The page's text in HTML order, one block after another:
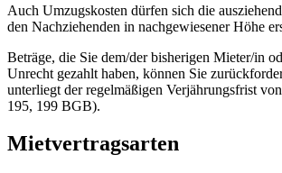
Auch Umzugskosten dürfen sich die
den Nachziehenden in nachgewiesener Höhe
Beträge, die Sie dem/der bisherigen Mieter/in
Unrecht gezahlt haben, können Sie
unterliegt der regelmäßigen Verjährungsfrist
195, 199 BGB).
Mietvertragsarten